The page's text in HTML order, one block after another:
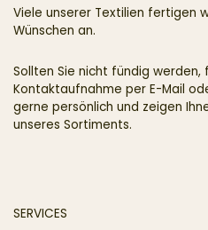
Viele unserer Textilien fertigen
Wünschen an.
Sollten Sie nicht fündig werden,
Kontaktaufnahme per E-Mail
gerne persönlich und zeigen
unseres Sortiments.
SERVICES